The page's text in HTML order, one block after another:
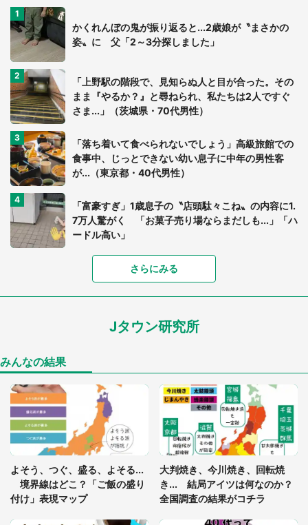
かくれんぼの鬼が振り返ると...2歳娘が〝まさかの
姿〟に 父「2～3分探しました」
「上野駅の階段で、見知らぬ人と目が合った。その
まま『やるか？』と尋ねられ、私たちは2人ですぐ
さま...」（茨城県・70代男性）
「落ち着いて食べられないでしょう」高級旅館での
食事中、じっとできない幼い息子に中年の男性客
が...（東京都・40代男性）
「富豪すぎ」1歳息子の〝店頭駄々こね〟の内容に1.
7万人驚がく 「お菓子売り場ならまだしも...」「ハ
ードル高い」
あまりにも四角すぎる猫、激写される 「これもう
家に〝デカい蛾〟が居座り続けて3日間...ビビり続
「○○がない街に住んでいます」住人の呟きに30万
人驚がく 何が存在しないか、あなたはわかる？
「閉所恐怖症の私は新幹線で大パニック。隣席の青
年に『手を繋いで』とお願いしたら...」 体験談に
8万人感動
さらにみる
Jタウン研究所
みんなの結果
よそう、つぐ、盛る、よそる...
境界線はどこ？「ご飯の盛り
付け」表現マップ
大判焼き、今川焼き、回転焼
き... 結局アイツは何なのか？
全国調査の結果がコチラ